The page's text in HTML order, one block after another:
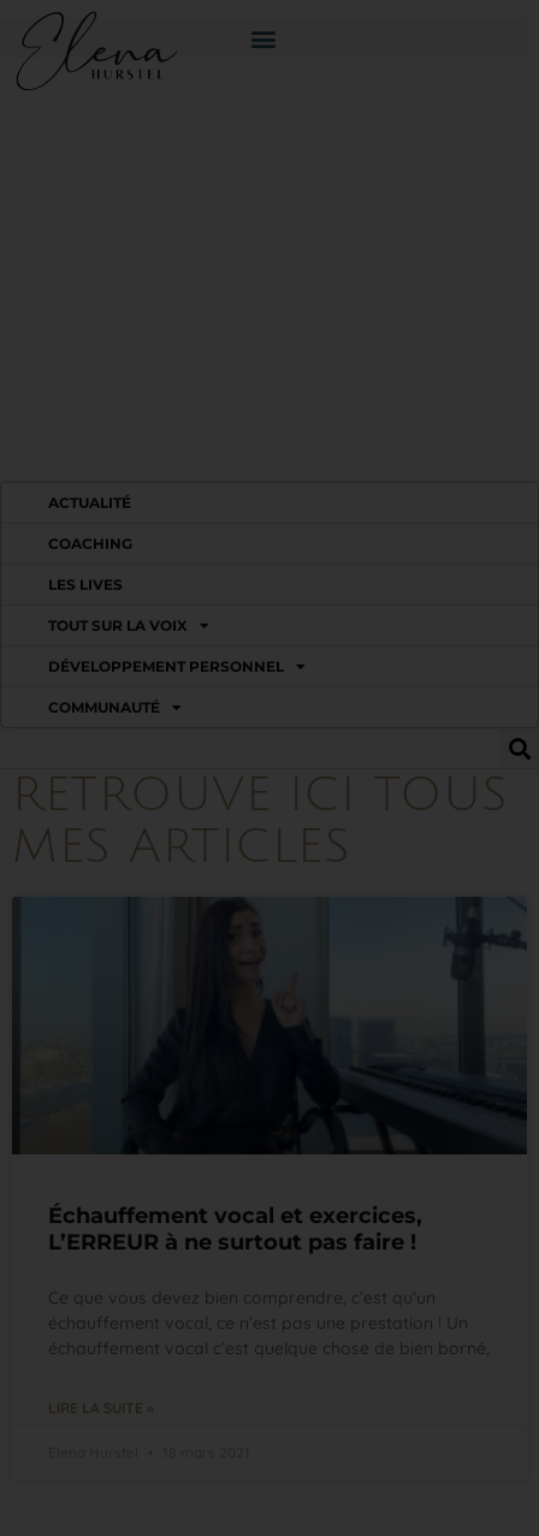
ACTUALITÉ
COACHING
LES LIVES
TOUT SUR LA VOIX
DÉVELOPPEMENT PERSONNEL
COMMUNAUTÉ
RETROUVE ICI TOUS
MES ARTICLES
Échauffement vocal et exercices,
L’ERREUR à ne surtout pas faire !
Ce que vous devez bien comprendre, c’est qu’un
échauffement vocal, ce n’est pas une prestation ! Un
échauffement vocal c’est quelque chose de bien borné,
LIRE LA SUITE »